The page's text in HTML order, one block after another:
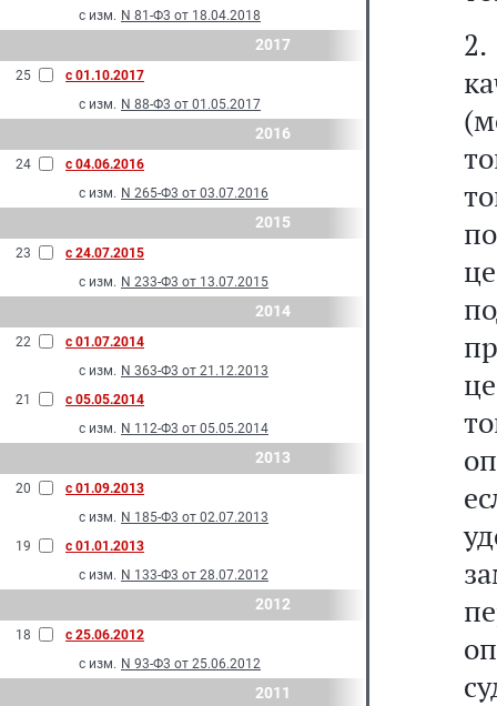
с изм. N 81-Ф3 от 18.04.2018
2017
25
с 01.10.2017
с изм. N 88-Ф3 от 01.05.2017
2016
24
с 04.06.2016
с изм. N 265-Ф3 от 03.07.2016
2015
23
с 24.07.2015
с изм. N 233-Ф3 от 13.07.2015
2014
22
с 01.07.2014
с изм. N 363-Ф3 от 21.12.2013
21
с 05.05.2014
с изм. N 112-Ф3 от 05.05.2014
2013
20
с 01.09.2013
с изм. N 185-Ф3 от 02.07.2013
19
с 01.01.2013
с изм. N 133-Ф3 от 28.07.2012
2012
18
с 25.06.2012
с изм. N 93-Ф3 от 25.06.2012
2011